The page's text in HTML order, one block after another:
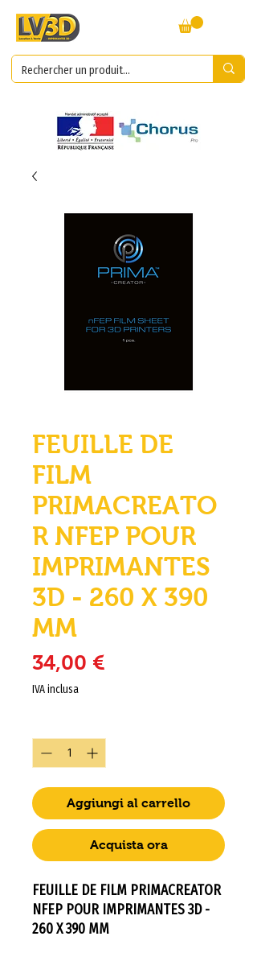
FEUILLE DE
FILM
PRIMACREATO
R NFEP POUR
IMPRIMANTES
3D - 260 X 390
MM
34,00 €
IVA inclusa
Aggiungi al carrello
Acquista ora
FEUILLE DE FILM PRIMACREATOR
NFEP POUR IMPRIMANTES 3D -
260 X 390 MM